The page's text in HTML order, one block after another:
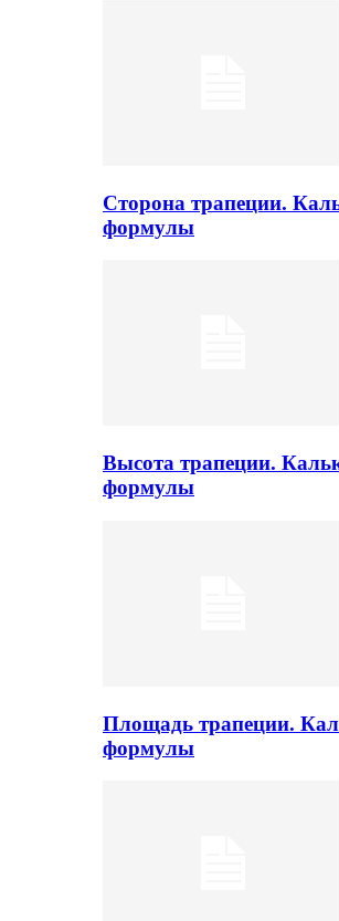
Сторона трапеции.
формулы
Высота трапеции.
формулы
Площадь трапеции.
формулы